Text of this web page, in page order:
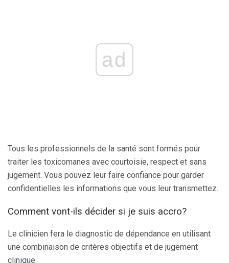
ad
Tous les professionnels de la santé sont formés pour
traiter les toxicomanes avec courtoisie, respect et sans
jugement. Vous pouvez leur faire confiance pour garder
confidentielles les informations que vous leur transmettez.
Comment vont-ils décider si je suis accro?
Le clinicien fera le diagnostic de dépendance en utilisant
une combinaison de critères objectifs et de jugement
clinique.